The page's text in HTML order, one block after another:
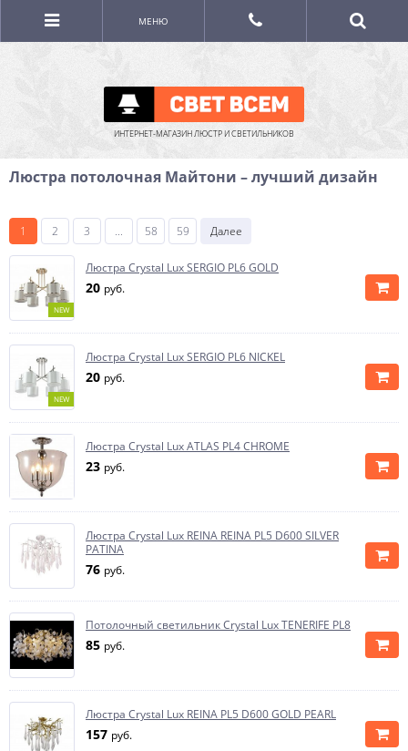
ИНТЕРНЕТ-МАГАЗИН ЛЮСТР И СВЕТИЛЬНИКОВ
МЕНЮ
Люстра потолочная Майтони – лучший дизайн
1 2 3 ... 58 59 Далее
NEW
Люстра Crystal Lux SERGIO PL6 GOLD
20 руб.
NEW
Люстра Crystal Lux SERGIO PL6 NICKEL
20 руб.
Люстра Crystal Lux ATLAS PL4 CHROME
23 руб.
Люстра Crystal Lux REINA REINA PL5 D600 SILVER
PATINA
76 руб.
Потолочный светильник Crystal Lux TENERIFE PL8
85 руб.
Люстра Crystal Lux REINA PL5 D600 GOLD PEARL
157 руб.